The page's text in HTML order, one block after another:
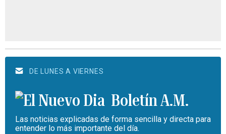
DE LUNES A VIERNES
Boletín A.M.
Las noticias explicadas de forma sencilla y directa para
entender lo más importante del día.